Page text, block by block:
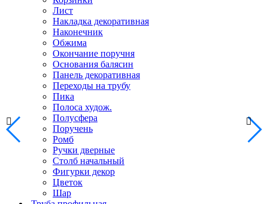
Лист
Накладка декоративная
Наконечник
Обжима
Окончание поручня
Основания балясин
Панель декоративная
Переходы на трубу
Пика
Полоса худож.
Полусфера
Поручень
Ромб
Ручки дверные
Столб начальный
Фигурки декор
Цветок
Шар